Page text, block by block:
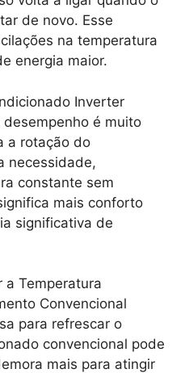
de novo. Esse
na temperatura
energia maior.
Inverter
desempenho é muito
a rotação do
necessidade,
constante sem
mais conforto
significativa de
a Temperatura
Convencional
para refrescar o
convencional pode
mais para atingir